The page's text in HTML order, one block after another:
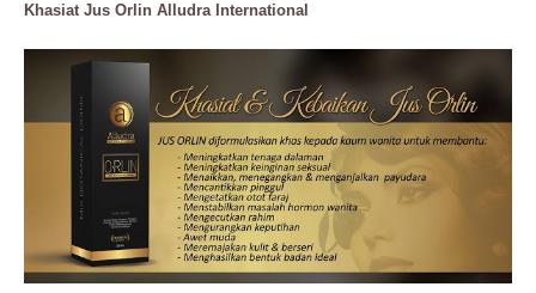
Khasiat Jus Orlin Alludra International